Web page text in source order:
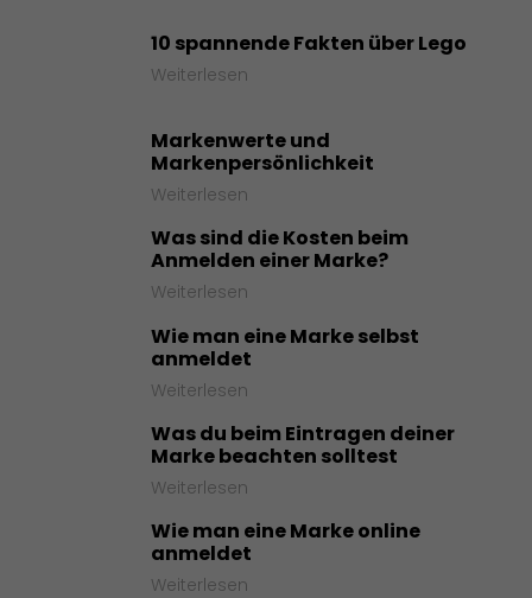
10 spannende Fakten über Lego
Weiterlesen
Markenwerte und
Markenpersönlichkeit
Weiterlesen
Was sind die Kosten beim
Anmelden einer Marke?
Weiterlesen
Wie man eine Marke selbst
anmeldet
Weiterlesen
Was du beim Eintragen deiner
Marke beachten solltest
Weiterlesen
Wie man eine Marke online
anmeldet
Weiterlesen